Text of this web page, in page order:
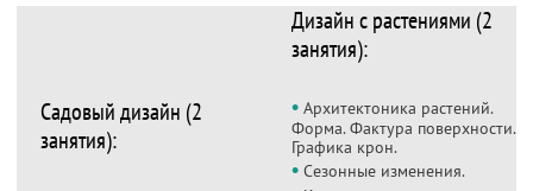
Садовый дизайн (2
занятия):
Дизайн с растениями (2
занятия):
• Архитектоника растений.
Форма. Фактура поверхности.
Графика крон.
• Сезонные изменения.